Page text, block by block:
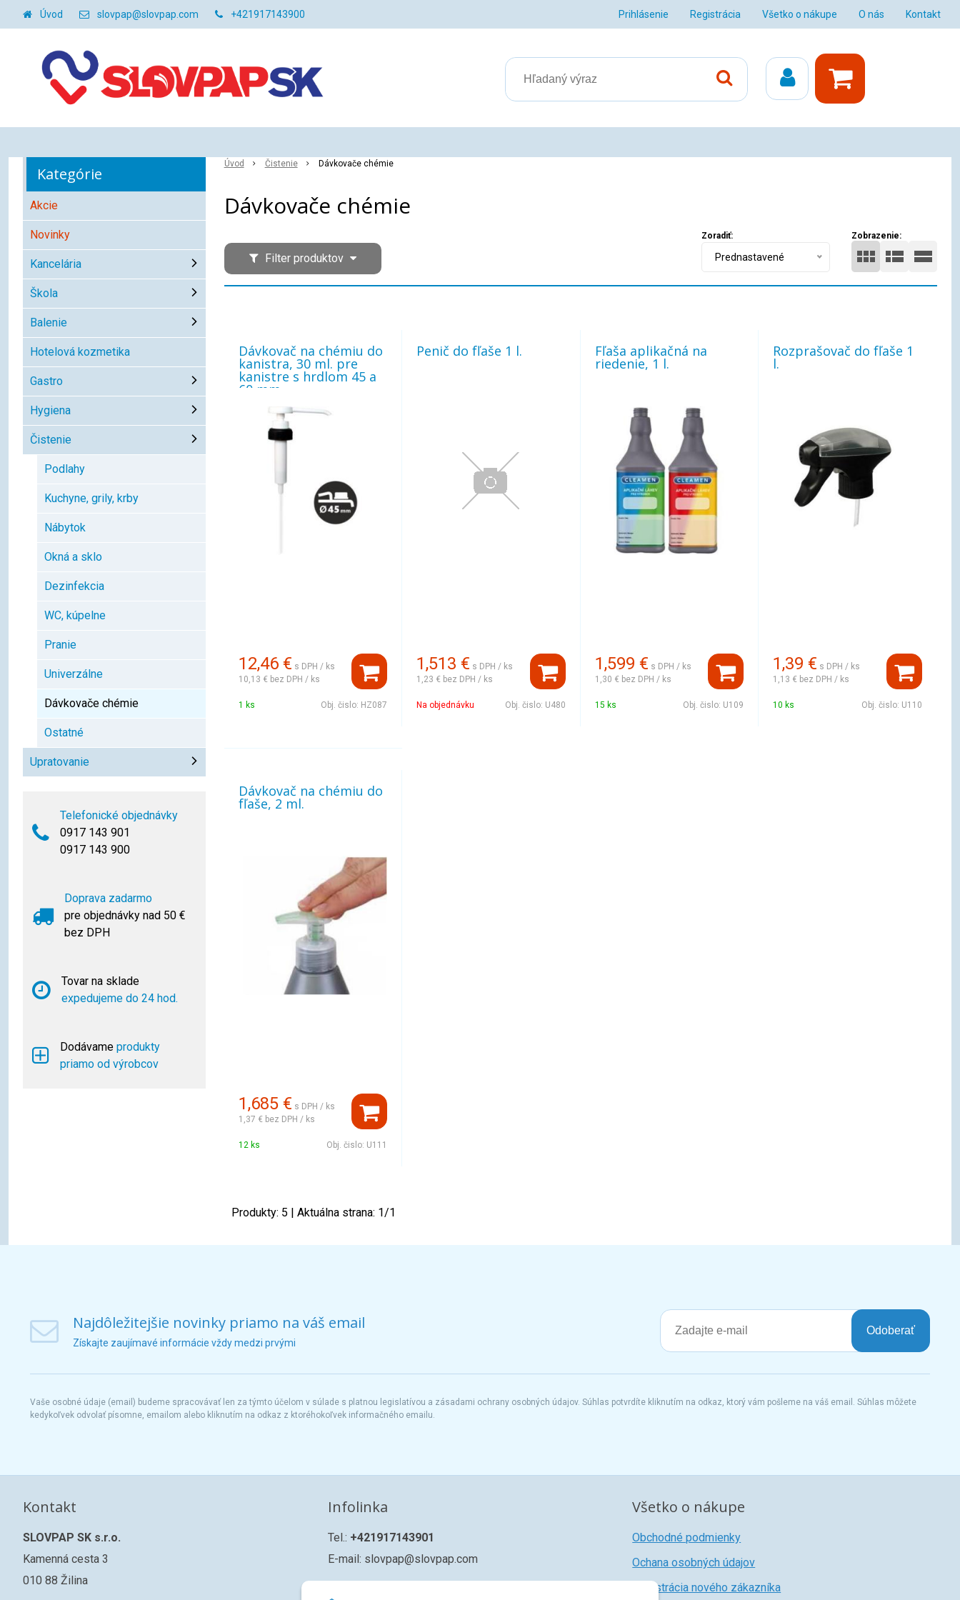
Úvod slovpap@slovpap.com +421917143900 Prihlásenie Registrácia Všetko o nákupe O nás Kontakt
Úvod Čistenie Dávkovače chémie
Dávkovače chémie
Filter produktov
Zobrazenie:
Zoradiť:
Prednastavené
Dávkovač na chémiu do
kanistra, 30 ml. pre
kanistre s hrdlom 45 a
60 mm
12,46 € s DPH / ks
10,13 € bez DPH / ks
1 ks Obj. čislo: HZ087
Penič do fľaše 1 l.
1,513 € s DPH / ks
1,23 € bez DPH / ks
Na objednávku Obj. čislo: U480
Fľaša aplikačná na
riedenie, 1 l.
1,599 € s DPH / ks
1,30 € bez DPH / ks
15 ks Obj. čislo: U109
Rozprašovač do fľaše 1
l.
1,39 € s DPH / ks
1,13 € bez DPH / ks
10 ks Obj. čislo: U110
Dávkovač na chémiu do
fľaše, 2 ml.
1,685 € s DPH / ks
1,37 € bez DPH / ks
12 ks Obj. čislo: U111
Produkty: 5 | Aktuálna strana: 1/1
Kategórie
Akcie
Novinky
Kancelária
Škola
Balenie
Hotelová kozmetika
Gastro
Hygiena
Čistenie
Podlahy
Kuchyne, grily, krby
Nábytok
Okná a sklo
Dezinfekcia
WC, kúpelne
Pranie
Univerzálne
Dávkovače chémie
Ostatné
Upratovanie
Telefonické objednávky
0917 143 901
0917 143 900
Doprava zadarmo
pre objednávky nad 50 €
bez DPH
Tovar na sklade
expedujeme do 24 hod.
Dodávame produkty
priamo od výrobcov
Najdôležitejšie novinky priamo na váš email
Získajte zaujímavé informácie vždy medzi prvými
Odoberať
Vaše osobné údaje (email) budeme spracovávať len za týmto účelom v súlade s platnou legislatívou a zásadami ochrany osobných údajov. Súhlas potvrdíte kliknutím na odkaz, ktorý vám pošleme na váš email. Súhlas môžete
kedykoľvek odvolať písomne, emailom alebo kliknutím na odkaz z ktoréhokoľvek informačného emailu.
Kontakt
SLOVPAP SK s.r.o.
Kamenná cesta 3
010 88 Žilina
Infolinka
Tel.: +421917143901
E-mail: slovpap@slovpap.com
Všetko o nákupe
Obchodné podmienky
Ochana osobných údajov
Registrácia nového zákazníka